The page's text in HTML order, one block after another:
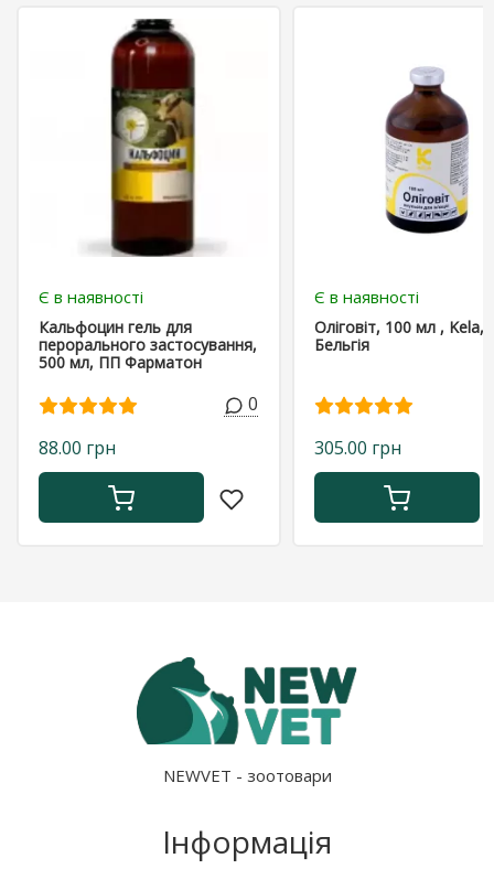
Є в наявності
Кальфоцин гель для
перорального застосування,
500 мл, ПП Фарматон
0
88.00 грн
Є в наявності
Оліговіт, 100 мл , Kela,
Бельгія
305.00 грн
NEWVET - зоотовари
Інформація